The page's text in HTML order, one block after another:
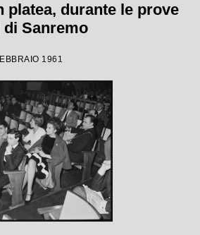
platea, durante le prove
Sanremo
1961